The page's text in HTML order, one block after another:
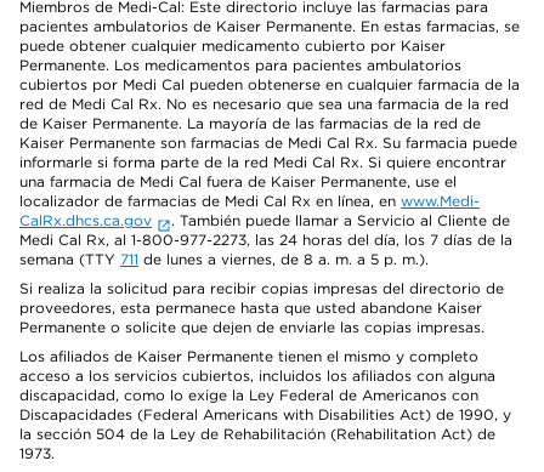
Miembros de Medi-Cal: Este directorio incluye las farmacias para
pacientes ambulatorios de Kaiser Permanente. En estas farmacias, se
puede obtener cualquier medicamento cubierto por Kaiser
Permanente. Los medicamentos para pacientes ambulatorios
cubiertos por Medi Cal pueden obtenerse en cualquier farmacia de la
red de Medi Cal Rx. No es necesario que sea una farmacia de la red
de Kaiser Permanente. La mayoría de las farmacias de la red de
Kaiser Permanente son farmacias de Medi Cal Rx. Su farmacia puede
informarle si forma parte de la red Medi Cal Rx. Si quiere encontrar
una farmacia de Medi Cal fuera de Kaiser Permanente, use el
localizador de farmacias de Medi Cal Rx en línea, en www.Medi-
CalRx.dhcs.ca.gov
. También puede llamar a Servicio al Cliente de
Medi Cal Rx, al 1-800-977-2273, las 24 horas del día, los 7 días de la
semana (TTY 711 de lunes a viernes, de 8 a. m. a 5 p. m.).
Si realiza la solicitud para recibir copias impresas del directorio de
proveedores, esta permanece hasta que usted abandone Kaiser
Permanente o solicite que dejen de enviarle las copias impresas.
Los afiliados de Kaiser Permanente tienen el mismo y completo
acceso a los servicios cubiertos, incluidos los afiliados con alguna
discapacidad, como lo exige la Ley Federal de Americanos con
Discapacidades (Federal Americans with Disabilities Act) de 1990, y
la sección 504 de la Ley de Rehabilitación (Rehabilitation Act) de
1973.